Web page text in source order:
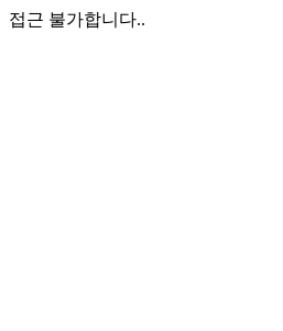
접근 불가합니다..